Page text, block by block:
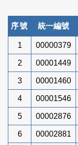
序號 統一編號
1 00000379
2 00001449
3 00001460
4 00001546
5 00002876
6 00002881